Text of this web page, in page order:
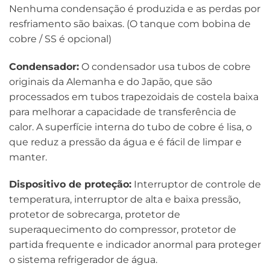
Nenhuma condensação é produzida e as perdas por
resfriamento são baixas. (O tanque com bobina de
cobre / SS é opcional)
Condensador: O condensador usa tubos de cobre
originais da Alemanha e do Japão, que são
processados ​​em tubos trapezoidais de costela baixa
para melhorar a capacidade de transferência de
calor. A superfície interna do tubo de cobre é lisa, o
que reduz a pressão da água e é fácil de limpar e
manter.
Dispositivo de proteção: Interruptor de controle de
temperatura, interruptor de alta e baixa pressão,
protetor de sobrecarga, protetor de
superaquecimento do compressor, protetor de
partida frequente e indicador anormal para proteger
o sistema refrigerador de água.